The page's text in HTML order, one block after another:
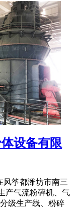
设备有限
风筝都潍坊市南三
产气流粉碎机、气
级生产线、粉碎